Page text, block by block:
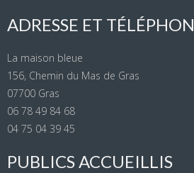
ADRESSE ET
La maison bleue
156, Chemin du Mas de Gras
07700 Gras
06 78 49 84 68
04 75 04 39 45
PUBLICS ACCUEILLIS